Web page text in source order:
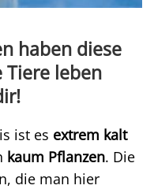
haben diese
Tiere leben
ist es extrem kalt
kaum Pflanzen. Die
die man hier